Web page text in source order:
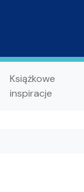
Książkowe
inspiracje